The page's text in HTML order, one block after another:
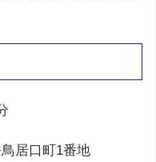
居口町1番地